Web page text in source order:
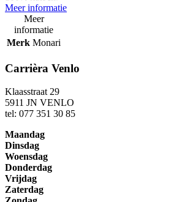
Meer informatie
Meer
informatie
Merk Monari
Carrièra Venlo
Klaasstraat 29
5911 JN VENLO
tel: 077 351 30 85
Maandag
Dinsdag
Woensdag
Donderdag
Vrijdag
Zaterdag